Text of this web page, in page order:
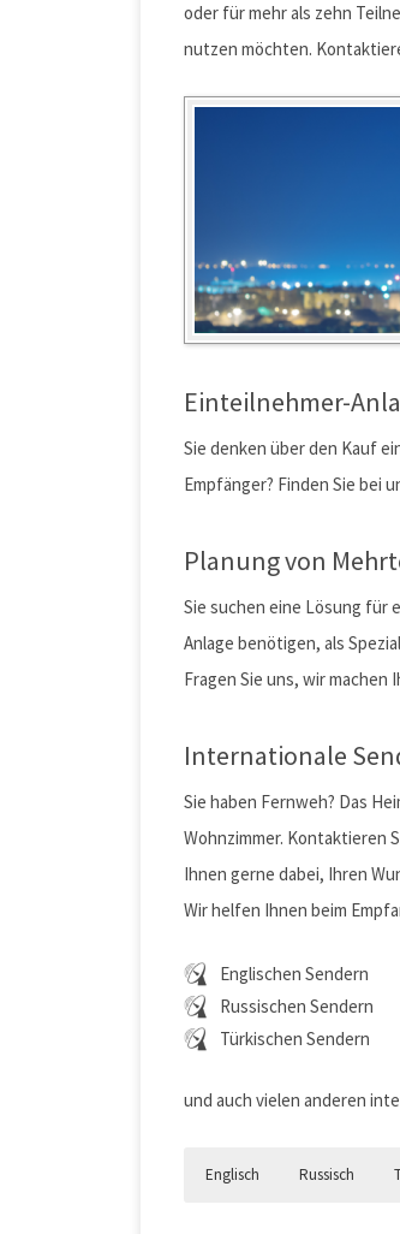
oder für mehr als zehn
nutzen möchten.
Einteilnehmer-
Sie denken über den Kauf
Empfänger? Finden Sie bei
Planung von
Sie suchen eine Lösung für
Anlage benötigen, als
Fragen Sie uns, wir machen
Internationale
Sie haben Fernweh? Das
Wohnzimmer. Kontaktieren
Ihnen gerne dabei, Ihren
Wir helfen Ihnen beim
Englischen Sendern
Russischen Sendern
Türkischen Sendern
und auch vielen anderen
Englisch Russisch